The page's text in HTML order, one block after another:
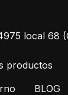
local 68
productos
BLOG